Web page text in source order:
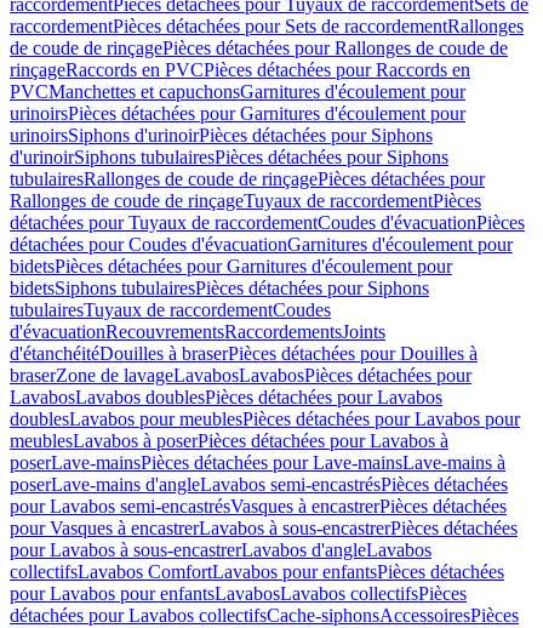
raccordementPièces détachées pour Tuyaux de raccordementSets de
raccordementPièces détachées pour Sets de raccordementRallonges
de coude de rinçagePièces détachées pour Rallonges de coude de
rinçageRaccords en PVCPièces détachées pour Raccords en
PVCManchettes et capuchonsGarnitures d'écoulement pour
urinoirsPièces détachées pour Garnitures d'écoulement pour
urinoirsSiphons d'urinoirPièces détachées pour Siphons
d'urinoirSiphons tubulairesPièces détachées pour Siphons
tubulairesRallonges de coude de rinçagePièces détachées pour
Rallonges de coude de rinçageTuyaux de raccordementPièces
détachées pour Tuyaux de raccordementCoudes d'évacuationPièces
détachées pour Coudes d'évacuationGarnitures d'écoulement pour
bidetsPièces détachées pour Garnitures d'écoulement pour
bidetsSiphons tubulairesPièces détachées pour Siphons
tubulairesTuyaux de raccordementCoudes
d'évacuationRecouvrementsRaccordementsJoints
d'étanchéitéDouilles à braserPièces détachées pour Douilles à
braserZone de lavageLavabosLavabosPièces détachées pour
LavabosLavabos doublesPièces détachées pour Lavabos
doublesLavabos pour meublesPièces détachées pour Lavabos pour
meublesLavabos à poserPièces détachées pour Lavabos à
poserLave-mainsPièces détachées pour Lave-mainsLave-mains à
poserLave-mains d'angleLavabos semi-encastrésPièces détachées
pour Lavabos semi-encastrésVasques à encastrerPièces détachées
pour Vasques à encastrerLavabos à sous-encastrerPièces détachées
pour Lavabos à sous-encastrerLavabos d'angleLavabos
collectifsLavabos ComfortLavabos pour enfantsPièces détachées
pour Lavabos pour enfantsLavabosLavabos collectifsPièces
détachées pour Lavabos collectifsCache-siphonsAccessoiresPièces